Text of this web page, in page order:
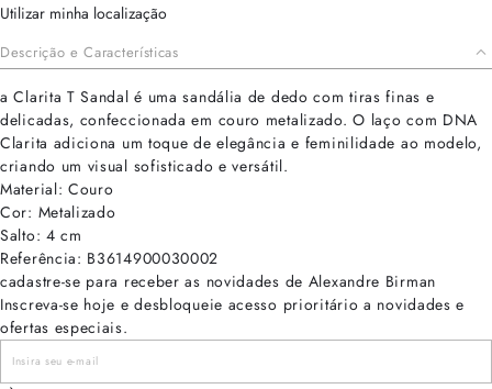
Utilizar minha localização
Descrição e Características
a Clarita T Sandal é uma sandália de dedo com tiras finas e
delicadas, confeccionada em couro metalizado. O laço com DNA
Clarita adiciona um toque de elegância e feminilidade ao modelo,
criando um visual sofisticado e versátil.
Material: Couro
Cor: Metalizado
Salto: 4 cm
Referência: B3614900030002
cadastre-se para receber as novidades de Alexandre Birman
Inscreva-se hoje e desbloqueie acesso prioritário a novidades e
ofertas especiais.